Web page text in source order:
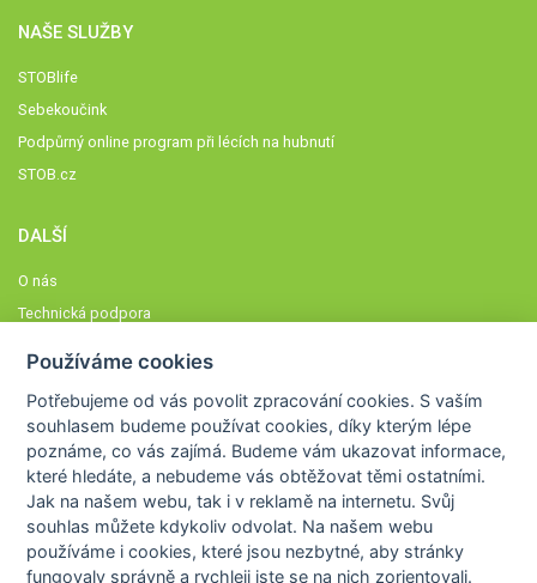
NAŠE SLUŽBY
STOBlife
Sebekoučink
Podpůrný online program při lécích na hubnutí
STOB.cz
DALŠÍ
O nás
Technická podpora
Členové STOBklubu
Zásady nakládání s osobními údaji
Otestujte se
Spočítejte si
Výzva 52
Používáme cookies
Potřebujeme od vás povolit zpracování cookies. S vaším
souhlasem budeme používat cookies, díky kterým lépe
poznáme,co vás zajímá. Budeme vám ukazovat informace,
které hledáte, a nebudeme vás obtěžovat těmi ostatními.
Jak na našem webu, tak i v reklamě na internetu. Svůj
souhlas můžete kdykoliv odvolat. Na našem webu
používáme i cookies, které jsou nezbytné, aby stránky
fungovaly správně a rychleji jste se na nich zorientovali.